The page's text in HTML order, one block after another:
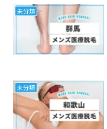
未分類
未分類